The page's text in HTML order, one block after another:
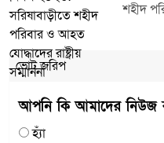
শহীদ
ভোট জরিপ
আপনি কি আমাদের নিউজ
হ্যাঁ